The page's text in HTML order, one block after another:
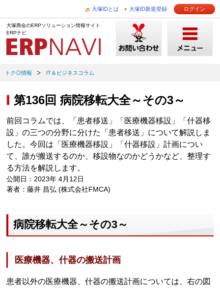
大塚IDとは 大塚ID新規登録 ログイン
大塚商会のERPソリューション情報サイト
ERPナビ
トク◎情報 IT＆ビジネスコラム
第136回 病院移転大全～その3～
前回コラムでは、「患者移送」「医療機器移設」「什器移
設」の三つの分野に分けた「患者移送」について解説しま
した。今回は「医療機器移設」「什器移設」計画につい
て、誰が搬送するのか、移設物なのかどうかなど、整理す
る方法を解説します。
公開日：2023年 4月12日
著者：藤井 昌弘 (株式会社FMCA)
病院移転大全～その3～
医療機器、什器の搬送計画
患者以外の医療機器、什器の搬送計画については、右の図